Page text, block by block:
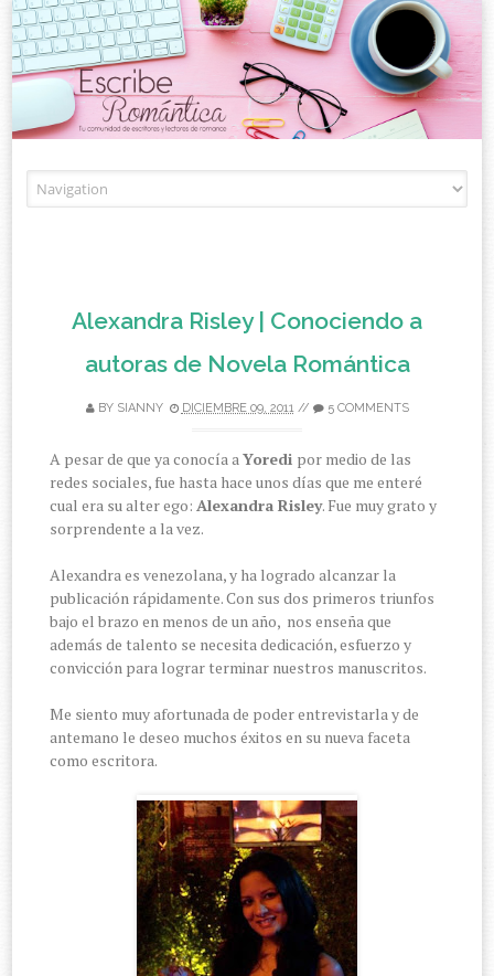
Alexandra Risley | Conociendo a
autoras de Novela Romántica
BY SIANNY DICIEMBRE 09, 2011// 5 COMMENTS
A pesar de que ya conocía aYoredi por medio de las
redes sociales, fue hasta hace unos días que me enteré
cual era su alter ego:Alexandra Risley. Fue muy grato y
sorprendente a la vez.
Alexandra es venezolana, y ha logrado alcanzar la
publicación rápidamente. Con sus dos primeros triunfos
bajo el brazo en menos de un año, nos enseña que
además de talento se necesita dedicación, esfuerzo y
convicción para lograr terminar nuestros manuscritos.
Me siento muy afortunada de poder entrevistarla y de
antemano le deseo muchos éxitos en su nueva faceta
como escritora.